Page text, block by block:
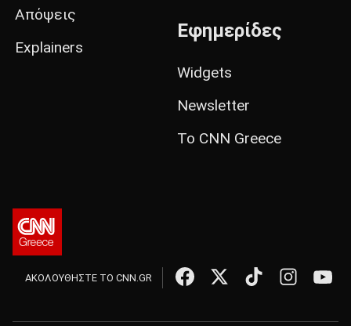
Απόψεις
Explainers
Εφημερίδες
Widgets
Newsletter
Το CNN Greece
ΑΚΟΛΟΥΘΗΣΤΕ ΤΟ CNN.GR